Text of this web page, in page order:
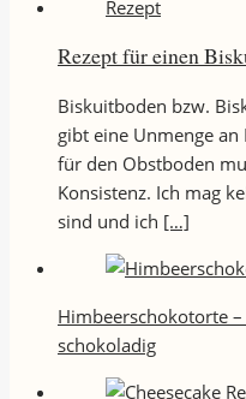
Rezept für einen
Biskuitboden bzw.
gibt eine Unmenge an
für den Obstboden
Konsistenz. Ich mag
sind und ich […]
Himbeerschokotorte
schokoladig